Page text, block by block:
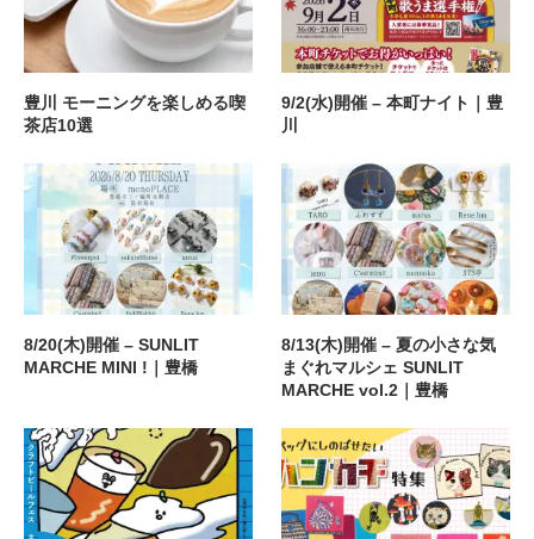
豊川 モーニングを楽しめる喫
茶店10選
9/2(水)開催 – 本町ナイト｜豊
川
8/20(木)開催 – SUNLIT
MARCHE MINI !｜豊橋
8/13(木)開催 – 夏の小さな気
まぐれマルシェ SUNLIT
MARCHE vol.2｜豊橋